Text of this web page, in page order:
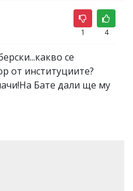
1 4
се
от институциите?
Бате дали ще му